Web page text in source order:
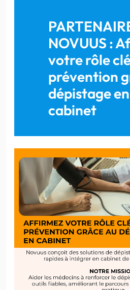
NOVUUS :
votre rôle
prévention
dépistage en
cabinet